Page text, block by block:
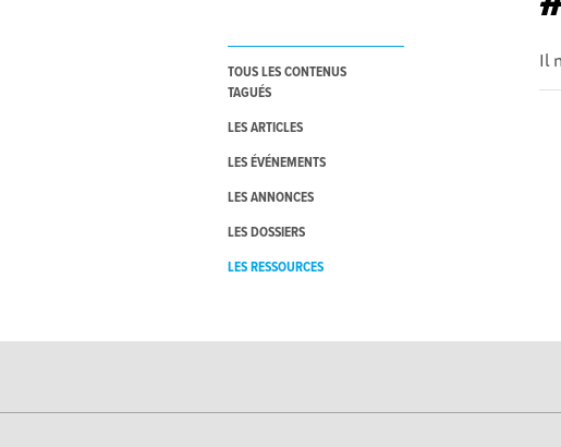
TOUS LES CONTENUS
TAGUÉS
LES ARTICLES
LES ÉVÉNEMENTS
LES ANNONCES
LES DOSSIERS
LES RESSOURCES
Il